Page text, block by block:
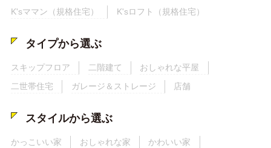
K'sママン（規格住宅） K'sロフト（規格住宅）
タイプから選ぶ
スキップフロア 二階建て
おしゃれな平屋
二世帯住宅
ガレージ＆ストレージ 店舗
スタイルから選ぶ
かっこいい家 おしゃれな家
かわいい家